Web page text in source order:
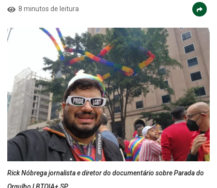
8 minutos de leitura
Rick Nóbrega jornalista e diretor do documentário sobre Parada do